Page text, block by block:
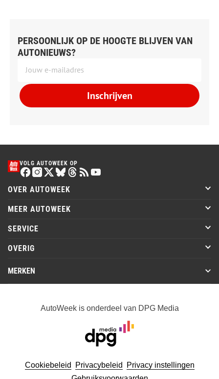
PERSOONLIJK OP DE HOOGTE BLIJVEN VAN
AUTONIEUWS?
Inschrijven
VOLG AUTOWEEK OP
OVER AUTOWEEK
MEER AUTOWEEK
SERVICE
OVERIG
MERKEN
AutoWeek is onderdeel van DPG Media
Cookiebeleid Privacybeleid
Privacy instellingen